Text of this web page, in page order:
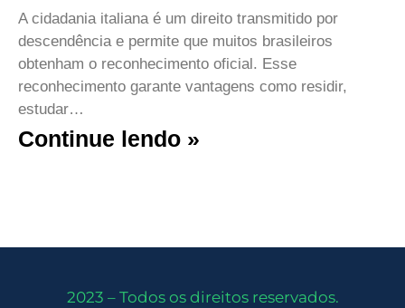
A cidadania italiana é um direito transmitido por
descendência e permite que muitos brasileiros
obtenham o reconhecimento oficial. Esse
reconhecimento garante vantagens como residir,
estudar…
Continue lendo »
2023 – Todos os direitos reservados.